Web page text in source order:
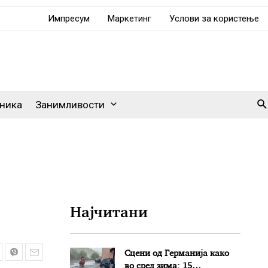
Импресум Маркетинг Услови за користење
Занимливости
Најчитани
Сцени од Германија како
во сред зима: 15